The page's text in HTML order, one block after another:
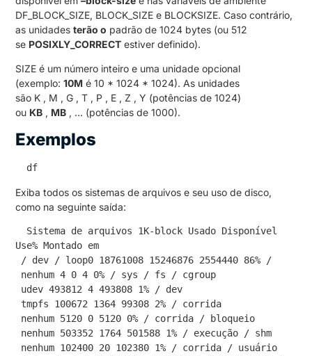
DF_BLOCK_SIZE, BLOCK_SIZE e BLOCKSIZE. Caso contrário,
as unidadesterão o padrão de 1024 bytes (ou 512
se POSIXLY_CORRECT estiver definido).
SIZE é um número inteiro e uma unidade opcional
(exemplo:10M é 10 * 1024 * 1024). As unidades
são K , M , G , T , P , E , Z , Y (potências de 1024)
ou KB , MB , … (potências de 1000).
Exemplos
df
Exiba todos os sistemas de arquivos e seu uso de disco,
como na seguinte saída:
Sistema de arquivos 1K-block Usado Disponível
Use% Montado em
/ dev / loop0 18761008 15246876 2554440 86% /
nenhum 4 0 4 0% / sys / fs / cgroup
udev 493812 4 493808 1% / dev
tmpfs 100672 1364 99308 2% / corrida
nenhum 5120 0 5120 0% / corrida / bloqueio
nenhum 503352 1764 501588 1% / execução / shm
nenhum 102400 20 102380 1% / corrida / usuário